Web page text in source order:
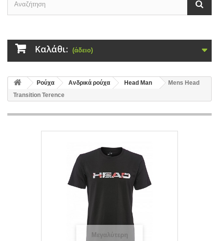
Καλάθι: (άδειο)
Ρούχα Ανδρικά ρούχα Head Man
Mens Head
Transition Terence
Μεγαλύτερη